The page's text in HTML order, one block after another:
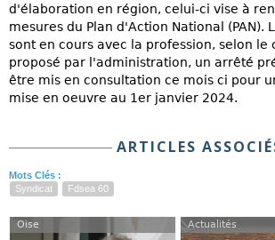
d'élaboration en région, celui-ci vise à
mesures du Plan d'Action National (PAN).
sont en cours avec la profession, selon le
proposé par l'administration, un arrêté
être mis en consultation ce mois ci pour
mise en oeuvre au 1er janvier 2024.
ARTICLES
Mots Clés :
Syndicat
Fdsea 60
Oise Actualités